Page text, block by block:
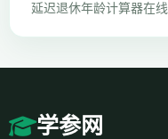
延迟退休年龄计算器在
学参网